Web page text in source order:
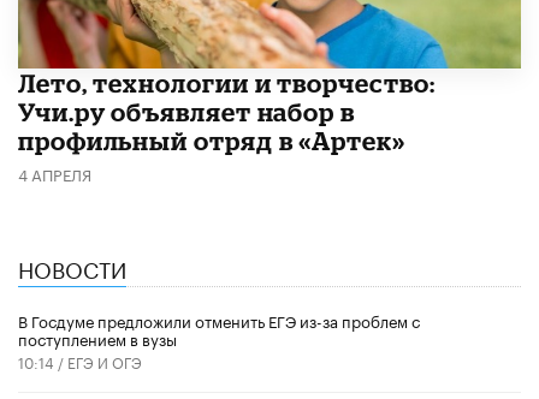
Лето, технологии и творчество:
Учи.ру объявляет набор в
профильный отряд в «Артек»
4 АПРЕЛЯ
НОВОСТИ
В Госдуме предложили отменить ЕГЭ из-за проблем с
поступлением в вузы
10:14 / ЕГЭ И ОГЭ